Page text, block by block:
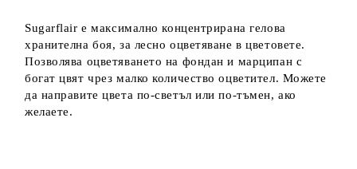
Sugarflair e максималнo концентриранa гелова
хранителна боя, за лесно оцветяване в цветовете.
Позволява оцветяването на фондан и марципан с
богат цвят чрез малко количество оцветител. Можете
да направите цвета по-светъл или по-тъмен, ако
желаете.